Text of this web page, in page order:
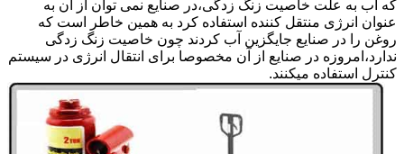
که آب به علت خاصیت زنگ زدگی،در صنایع نمی توان از آن به
عنوان انرژی منتقل کننده استفاده کرد به همین خاطر است که
روغن را در صنایع جایگزین آب کردند چون خاصیت زنگ زدگی
ندارد،امروزه در صنایع از آن مخصوصا برای انتقال انرژی در سیستم
کنترل استفاده میکنند.